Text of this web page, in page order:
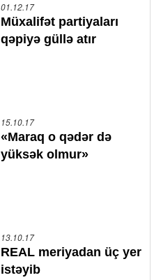
01.12.17
Müxalifət partiyaları
qəpiyə güllə atır
15.10.17
«Maraq o qədər də
yüksək olmur»
13.10.17
REAL meriyadan üç yer
istəyib